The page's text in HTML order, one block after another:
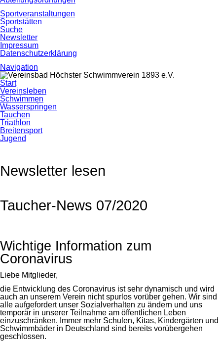
Sportveranstaltungen
Sportstätten
Suche
Newsletter
Impressum
Datenschutzerklärung
Navigation
Navigation
überspringen
Start
Vereinsleben
Schwimmen
Wasserspringen
Tauchen
Triathlon
Breitensport
Jugend
Newsletter lesen
Taucher-News 07/2020
Wichtige Information zum
Coronavirus
Liebe Mitglieder,
die Entwicklung des Coronavirus ist sehr dynamisch und wird
auch an unserem Verein nicht spurlos vorüber gehen. Wir sind
alle aufgefordert unser Sozialverhalten zu ändern und uns
temporär in unserer Teilnahme am öffentlichen Leben
einzuschränken. Immer mehr Schulen, Kitas, Kindergärten und
Schwimmbäder in Deutschland sind bereits vorübergehen
geschlossen.